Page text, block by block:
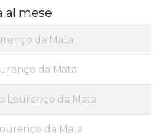
al mese
da Mata
da Mata
Lourenço da Mata
da Mata